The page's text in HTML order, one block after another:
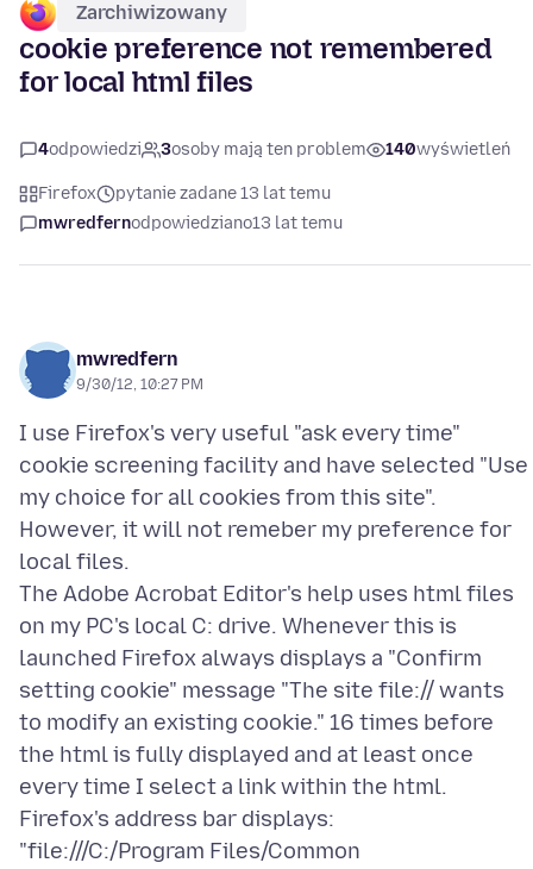
Zarchiwizowany
cookie preference not remembered
for local html files
4odpowiedzi 3osoby mają ten problem 140wyświetleń
Firefox
pytanie zadane 13 lat temu
mwredfernodpowiedziano13 lat temu
mwredfern
9/30/12, 10:27 PM
I use Firefox's very useful "ask every time"
cookie screening facility and have selected "Use
my choice for all cookies from this site".
However, it will not remeber my preference for
local files.
The Adobe Acrobat Editor's help uses html files
on my PC's local C: drive. Whenever this is
launched Firefox always displays a "Confirm
setting cookie" message "The site file:// wants
to modify an existing cookie." 16 times before
the html is fully displayed and at least once
every time I select a link within the html.
Firefox's address bar displays:
"file:///C:/Program Files/Common